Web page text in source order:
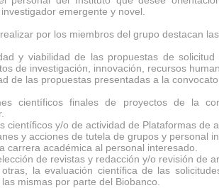
emergente y novel.
por los miembros del grupo destacan
y viabilidad de las propuestas de solicitud
de investigación, innovación, recursos
de las propuestas presentadas a la
científicos finales de proyectos de la
científicos y/o de actividad de Plataformas de
y acciones de tutela de grupos y personal
carrera académica al personal interesado.
de revistas y redacción y/o revisión de
la evaluación científica de las
mismas por parte del Biobanco.